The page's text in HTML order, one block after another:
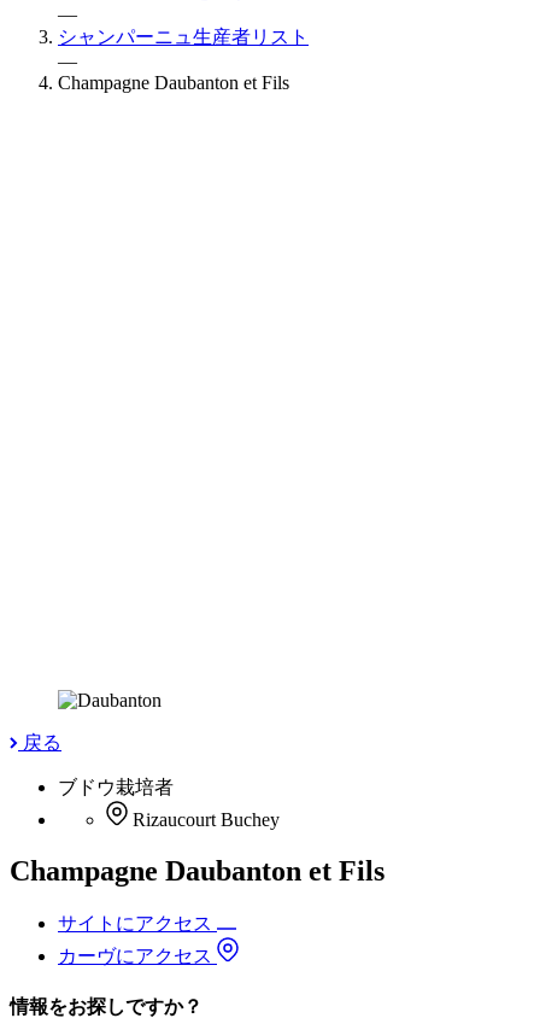
—
シャンパーニュ生産者リスト
—
Champagne Daubanton et Fils
戻る
ブドウ栽培者
Rizaucourt Buchey
Champagne Daubanton et Fils
サイトにアクセス
カーヴにアクセス
情報をお探しですか？